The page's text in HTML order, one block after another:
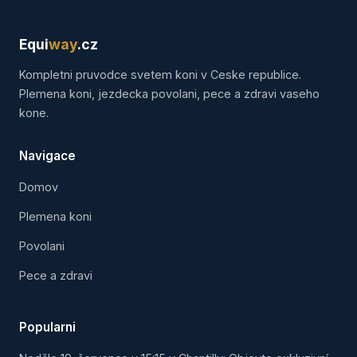
Equiway.cz
Kompletni pruvodce svetem koni v Ceske republice.
Plemena koni, jezdecka povolani, pece a zdravi vaseho
kone.
Navigace
Domov
Plemena koni
Povolani
Pece a zdravi
Popularni